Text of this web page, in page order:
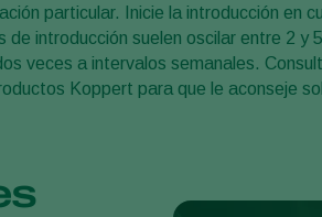
particular. Inicie la introducción en
de introducción suelen oscilar entre 2 y
veces a intervalos semanales.
Koppert para que le aconseje